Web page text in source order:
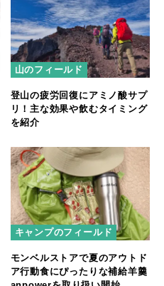
山のフィールド
登山の疲労回復にアミノ酸サプ
リ！主な効果や飲むタイミング
を紹介
キャンプのフィールド
モンベルストアで夏のアウトド
ア行動食にぴったりな補給羊羹